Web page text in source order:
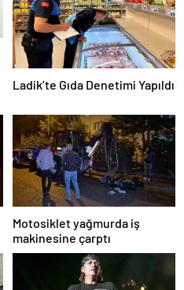
Ladik’te Gıda Denetimi Yapıldı
Motosiklet yağmurda iş
makinesine çarptı